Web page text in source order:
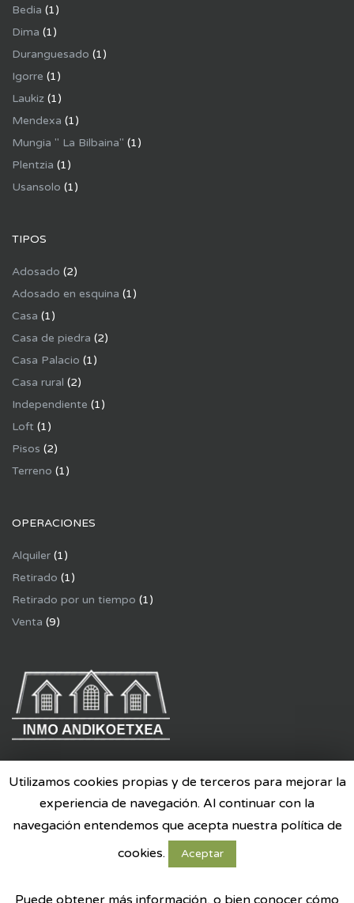
Bedia (1)
Dima (1)
Duranguesado (1)
Igorre (1)
Laukiz (1)
Mendexa (1)
Mungia " La Bilbaina" (1)
Plentzia (1)
Usansolo (1)
TIPOS
Adosado (2)
Adosado en esquina (1)
Casa (1)
Casa de piedra (2)
Casa Palacio (1)
Casa rural (2)
Independiente (1)
Loft (1)
Pisos (2)
Terreno (1)
OPERACIONES
Alquiler (1)
Retirado (1)
Retirado por un tiempo (1)
Venta (9)
Política de privacidad
© Copyright 2017
Utilizamos cookies propias y de terceros para mejorar la
experiencia de navegación. Al continuar con la
navegación entendemos que acepta nuestra política de
cookies.
Aceptar
Puede obtener más información, o bien conocer cómo